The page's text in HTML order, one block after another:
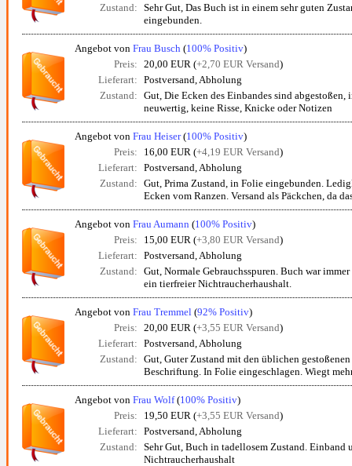
Zustand: Sehr Gut, Das Buch ist in einem sehr guten
eingebunden.
Angebot von Frau Busch (100% Positiv)
Preis: 20,00 EUR (+2,70 EUR Versand)
Lieferart: Postversand, Abholung
Zustand: Gut, Die Ecken des Einbandes sind
neuwertig, keine Risse, Knicke oder Notizen
Angebot von Frau Heiser(100% Positiv)
Preis:
16,00 EUR (+4,19 EUR Versand)
Lieferart: Postversand, Abholung
Zustand: Gut, Prima Zustand, in Folie eingebunden.
Ecken vom Ranzen. Versand als Päckchen, da
Angebot von Frau Aumann (100% Positiv)
Preis:
15,00 EUR (+3,80 EUR Versand)
Lieferart: Postversand, Abholung
Zustand: Gut, Normale Gebrauchsspuren. Buch war
ein tierfreier Nichtraucherhaushalt.
Angebot von Frau Tremmel (92% Positiv)
Preis: 20,00 EUR (+3,55 EUR Versand)
Lieferart: Postversand, Abholung
Zustand: Gut, Guter Zustand mit den üblichen
Beschriftung. In Folie eingeschlagen. Wiegt
Angebot von Frau Wolf(100% Positiv)
Preis:
19,50 EUR (+3,55 EUR Versand)
Lieferart: Postversand, Abholung
Zustand: Sehr Gut, Buch in tadellosem Zustand. Einband
Nichtraucherhaushalt